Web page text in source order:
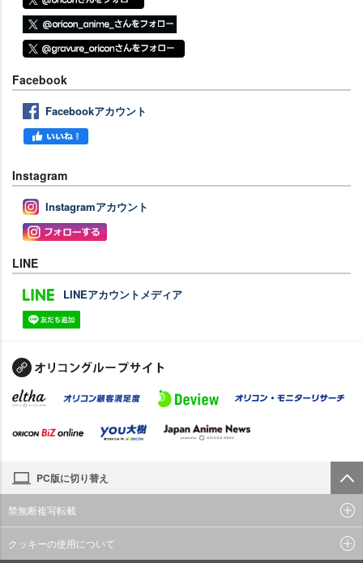
Facebook
Facebookアカウント
Instagram
Instagramアカウント
LINE
LINEアカウントメディア
PC版に切り替え
禁無断複写転載
クッキーの使用について